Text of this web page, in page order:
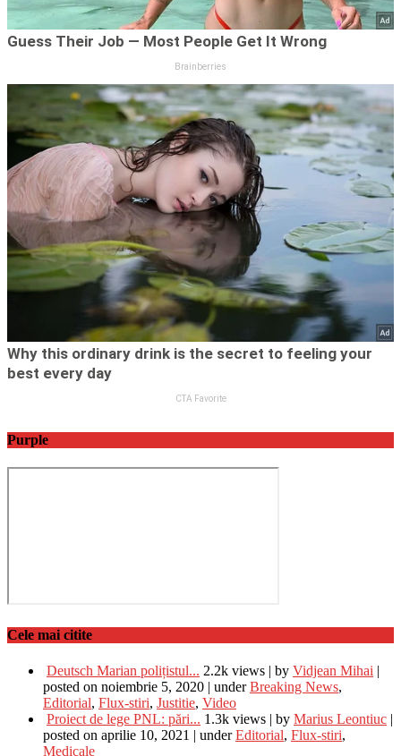
Purple
Cele mai citite
Deutsch Marian polițistul... 2.2k views | by Vidjean Mihai |
posted on noiembrie 5, 2020 | underBreaking News,
Editorial, Flux-stiri, Justitie, Video
Proiect de lege PNL: pări... 1.3k views | by Marius Leontiuc |
posted on aprilie 10, 2021 | underEditorial, Flux-stiri,
Medicale